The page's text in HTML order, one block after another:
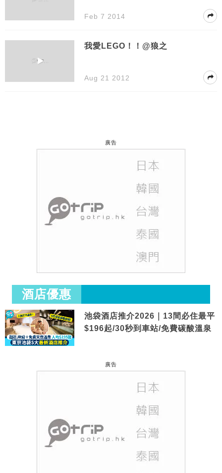
Feb 7 2014
我愛LEGO！！@狼之
Aug 21 2012
廣告
酒店優惠
池袋酒店推介2026｜13間必住最平
$196起/30秒到車站/免費碳酸溫泉
廣告